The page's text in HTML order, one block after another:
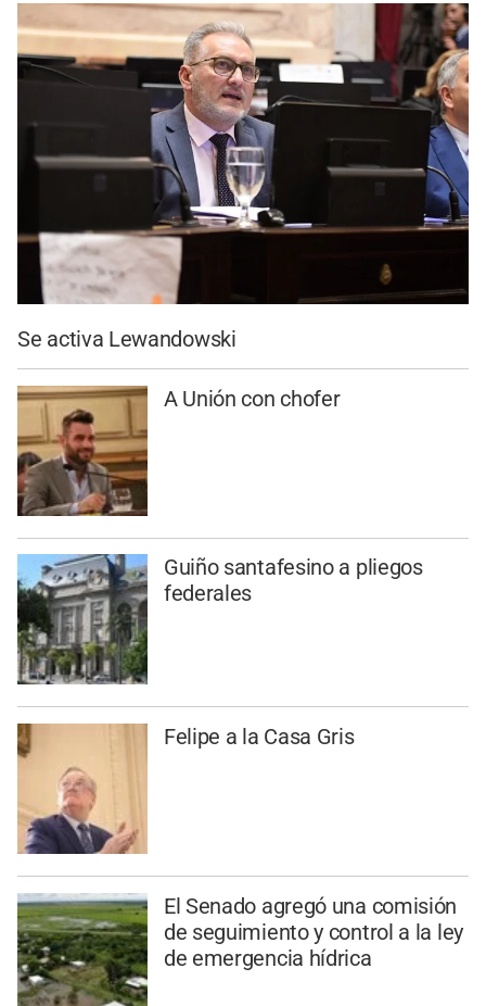
Se activa Lewandowski
A Unión con chofer
Guiño santafesino a pliegos
federales
Felipe a la Casa Gris
El Senado agregó una comisión
de seguimiento y control a la ley
de emergencia hídrica